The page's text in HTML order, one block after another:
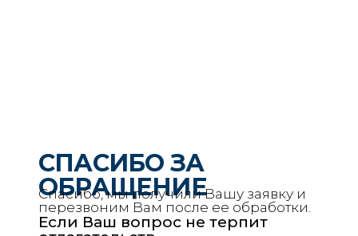
СПАСИБО ЗА
ОБРАЩЕНИЕ
Спасибо, мы получили Вашу заявку и
перезвоним Вам после ее обработки.
Если Ваш вопрос не терпит